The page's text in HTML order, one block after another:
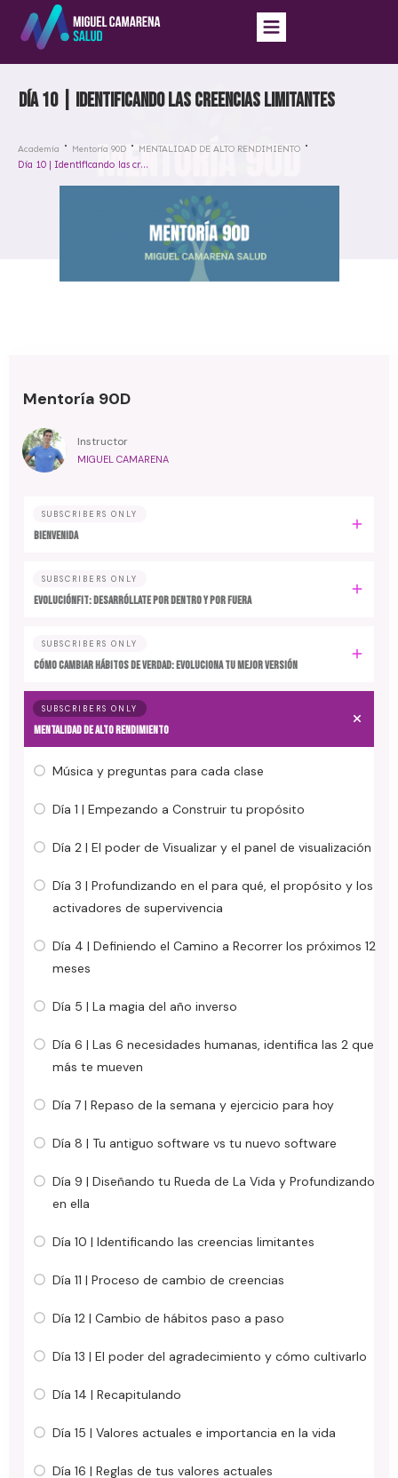
Día 10 | Identificando las creencias limitantes
Academia Mentoría 90D MENTALIDAD DE ALTO RENDIMIENTO
Día 10 | Identificando las creencias limitantes
Mentoría 90D
Instructor
MIGUEL CAMARENA
SUBSCRIBERS ONLY
BIENVENIDA
SUBSCRIBERS ONLY
EvoluciónFit: desarróllate por dentro y por fuera
SUBSCRIBERS ONLY
Cómo cambiar hábitos de verdad: evoluciona tu mejor versión
SUBSCRIBERS ONLY
MENTALIDAD DE ALTO RENDIMIENTO
Música y preguntas para cada clase
Día 1 | Empezando a Construir tu propósito
Día 2 | El poder de Visualizar y el panel de visualización
Día 3 | Profundizando en el para qué, el propósito y los
activadores de supervivencia
Día 4 | Definiendo el Camino a Recorrer los próximos 12
meses
Día 5 | La magia del año inverso
Día 6 | Las 6 necesidades humanas, identifica las 2 que
más te mueven
Día 7 | Repaso de la semana y ejercicio para hoy
Día 8 | Tu antiguo software vs tu nuevo software
Día 9 | Diseñando tu Rueda de La Vida y Profundizando
en ella
Día 10 | Identificando las creencias limitantes
Día 11 | Proceso de cambio de creencias
Día 12 | Cambio de hábitos paso a paso
Día 13 | El poder del agradecimiento y cómo cultivarlo
Día 14 | Recapitulando
Día 15 | Valores actuales e importancia en la vida
Día 16 | Reglas de tus valores actuales